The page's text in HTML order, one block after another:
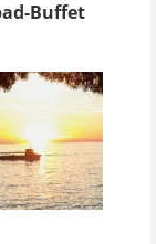
Buffet